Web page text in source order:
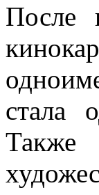
После
стала